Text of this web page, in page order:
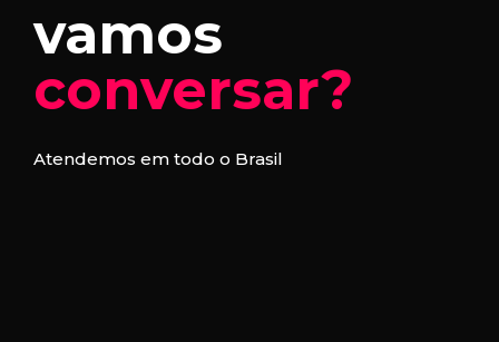
vamos
conversar?
Atendemos em todo o Brasil